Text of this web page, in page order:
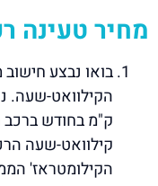
מחיר טעינה
בואו נבצע
ק"מ בחודש
קילוואט-שעה